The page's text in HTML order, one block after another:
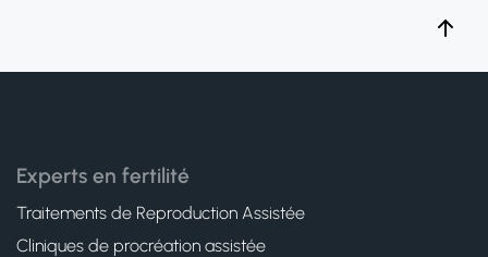
Experts en fertilité
Traitements de Reproduction Assistée
Cliniques de procréation assistée